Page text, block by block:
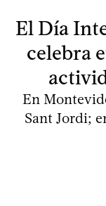
El Día
celebra
En
Sant Jordi;